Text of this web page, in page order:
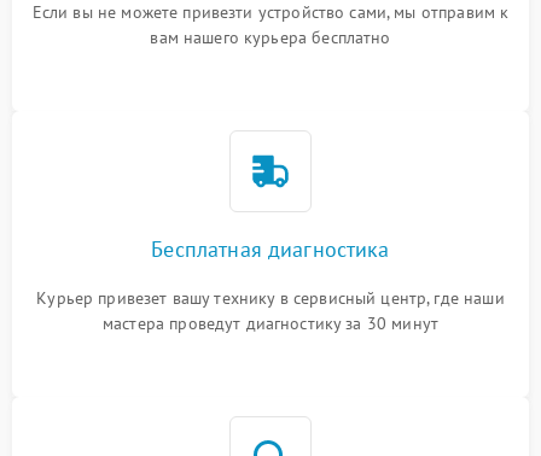
Если вы не можете привезти устройство сами, мы отправим к
вам нашего курьера бесплатно
Бесплатная диагностика
Курьер привезет вашу технику в сервисный центр, где наши
мастера проведут диагностику за 30 минут